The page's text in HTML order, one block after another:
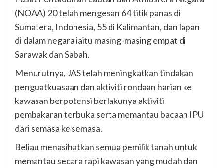
(NOAA) 20 telah mengesan 64 titik panas di
Sumatera, Indonesia, 55 di Kalimantan, dan lapan
di dalam negara iaitu masing-masing empat di
Sarawak dan Sabah.
Menurutnya, JAS telah meningkatkan tindakan
penguatkuasaan dan aktiviti rondaan harian ke
kawasan berpotensi berlakunya aktiviti
pembakaran terbuka serta memantau bacaan IPU
dari semasa ke semasa.
Beliau menasihatkan semua pemilik tanah untuk
memantau secara rapi kawasan yang mudah dan